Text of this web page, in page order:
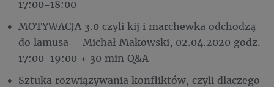
17:00-18:00
MOTYWACJA 3.0 czyli kij i marchewka odchodzą
do lamusa – Michał Makowski, 02.04.2020 godz.
17:00-19:00 + 30 min Q&A
Sztuka rozwiązywania konfliktów, czyli dlaczego